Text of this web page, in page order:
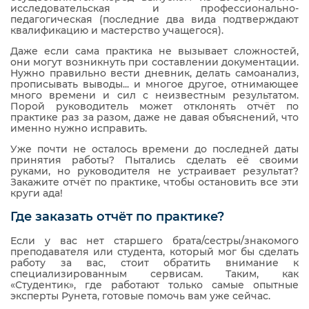
исследовательская и профессионально-
педагогическая (последние два вида подтверждают
квалификацию и мастерство учащегося).
Даже если сама практика не вызывает сложностей,
они могут возникнуть при составлении документации.
Нужно правильно вести дневник, делать самоанализ,
прописывать выводы... и многое другое, отнимающее
много времени и сил с неизвестным результатом.
Порой руководитель может отклонять отчёт по
практике раз за разом, даже не давая объяснений, что
именно нужно исправить.
Уже почти не осталось времени до последней даты
принятия работы? Пытались сделать её своими
руками, но руководителя не устраивает результат?
Закажите отчёт по практике, чтобы остановить все эти
круги ада!
Где заказать отчёт по практике?
Если у вас нет старшего брата/сестры/знакомого
преподавателя или студента, который мог бы сделать
работу за вас, стоит обратить внимание к
специализированным сервисам. Таким, как
«Студентик», где работают только самые опытные
эксперты Рунета, готовые помочь вам уже сейчас.